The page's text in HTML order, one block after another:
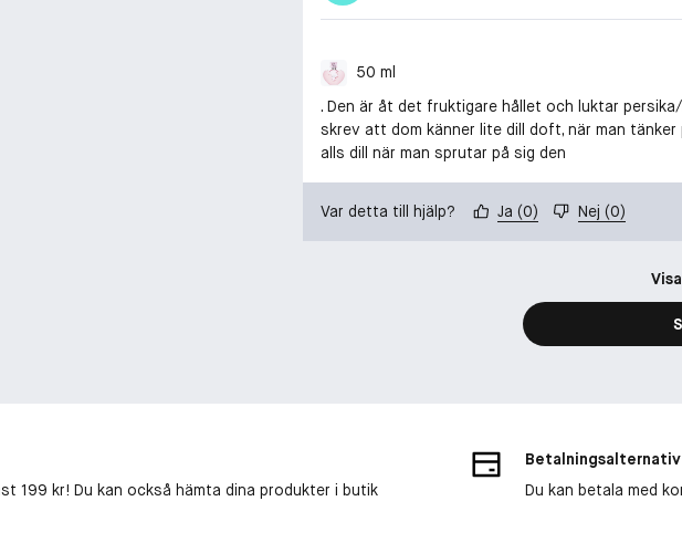
50 ml
. Den är åt det fruktigare hållet och luktar
skrev att dom känner lite dill doft, när man
alls dill när man sprutar på sig den
Var detta till hjälp? Ja (0) Nej (0)
199 kr! Du kan också hämta dina produkter i butik
Betalningsalternativ
Du kan betala med